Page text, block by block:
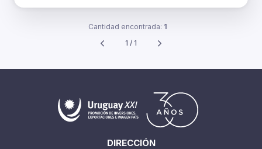
Cantidad encontrada: 1
1 / 1
DIRECCIÓN